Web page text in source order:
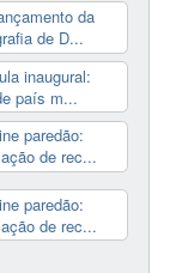
da
de D...
inaugural:
país m...
paredão:
de rec...
paredão:
de rec...